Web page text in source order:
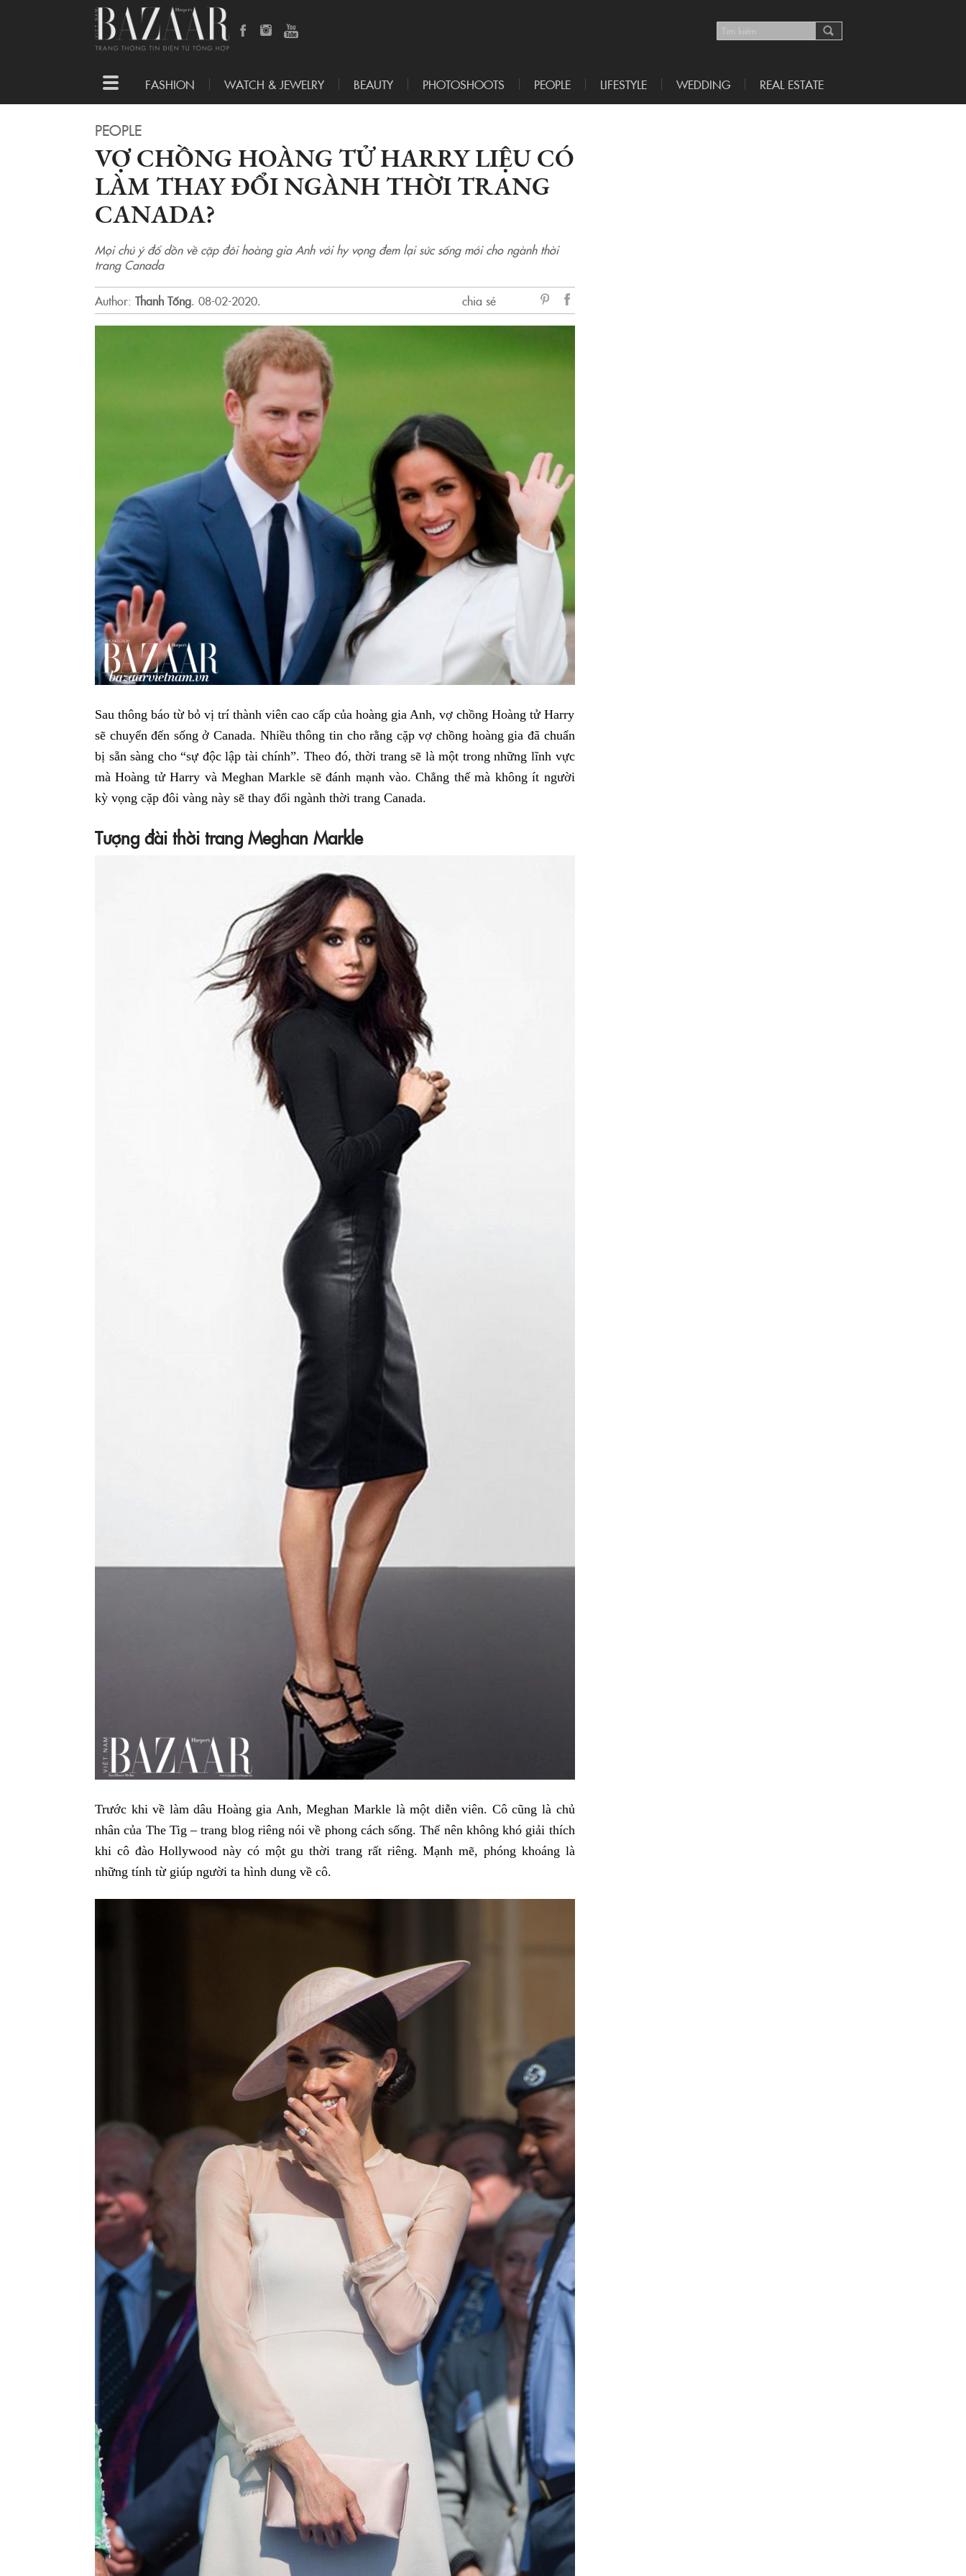
Toggle
navigation
FASHION WATCH & JEWELRY BEAUTY PHOTOSHOOTS PEOPLE LIFESTYLE WEDDING REAL ESTATE
PEOPLE
VỢ CHỒNG HOÀNG TỬ HARRY LIỆU CÓ
LÀM THAY ĐỔI NGÀNH THỜI TRANG
CANADA?
Mọi chú ý đổ dồn về cặp đôi hoàng gia Anh với hy vọng đem lại sức sống mới cho ngành thời
trang Canada
Author: Thanh Tống. 08-02-2020.
chia sẻ
Sau thông báo từ bỏ vị trí thành viên cao cấp của hoàng gia Anh, vợ chồng Hoàng tử Harry
sẽ chuyển đến sống ở Canada. Nhiều thông tin cho rằng cặp vợ chồng hoàng gia đã chuẩn
bị sẵn sàng cho “sự độc lập tài chính”. Theo đó, thời trang sẽ là một trong những lĩnh vực
mà Hoàng tử Harry và Meghan Markle sẽ đánh mạnh vào. Chẳng thế mà không ít người
kỳ vọng cặp đôi vàng này sẽ thay đổi ngành thời trang Canada.
Tượng đài thời trang Meghan Markle
Trước khi về làm dâu Hoàng gia Anh, Meghan Markle là một diễn viên. Cô cũng là chủ
nhân của The Tig – trang blog riêng nói về phong cách sống. Thế nên không khó giải thích
khi cô đào Hollywood này có một gu thời trang rất riêng. Mạnh mẽ, phóng khoáng là
những tính từ giúp người ta hình dung về cô.